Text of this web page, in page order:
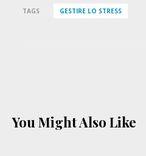
TAGS GESTIRE LO STRESS
You Might Also Like